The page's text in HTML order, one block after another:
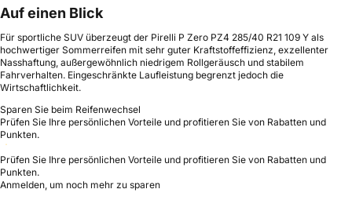
Auf einen Blick
Für sportliche SUV überzeugt der Pirelli P Zero PZ4 285/40 R21 109 Y als
hochwertiger Sommerreifen mit sehr guter Kraftstoffeffizienz, exzellenter
Nasshaftung, außergewöhnlich niedrigem Rollgeräusch und stabilem
Fahrverhalten. Eingeschränkte Laufleistung begrenzt jedoch die
Wirtschaftlichkeit.
Sparen Sie beim Reifenwechsel
Prüfen Sie Ihre persönlichen Vorteile und profitieren Sie von Rabatten und
Punkten.
Prüfen Sie Ihre persönlichen Vorteile und profitieren Sie von Rabatten und
Punkten.
Anmelden, um noch mehr zu sparen